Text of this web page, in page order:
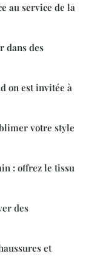
au service de la
dans des
on est invitée à
votre style
: offrez le tissu
des
et